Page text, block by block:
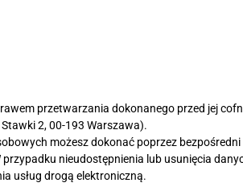
przetwarzania dokonanego przed jej
2, 00-193 Warszawa).
możesz dokonać poprzez
nieudostępnienia lub usunięcia
usług drogą elektroniczną.